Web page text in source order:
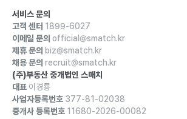
서비스 문의
고객 센터 1899-6027
이메일 문의 official@smatch.kr
제휴 문의 biz@smatch.kr
채용 문의 recruit@smatch.kr
(주)부동산 중개법인 스매치
대표 이경룡
사업자등록번호 377-81-02038
중개사 등록번호 11680-2026-00082